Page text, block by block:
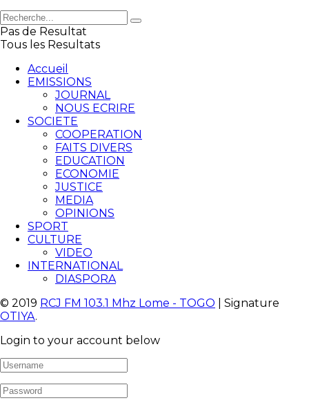
Pas de Resultat
Tous les Resultats
Accueil
EMISSIONS
JOURNAL
NOUS ECRIRE
SOCIETE
COOPERATION
FAITS DIVERS
EDUCATION
ECONOMIE
JUSTICE
MEDIA
OPINIONS
SPORT
CULTURE
VIDEO
INTERNATIONAL
DIASPORA
© 2019 RCJ FM 103.1 Mhz Lome - TOGO | Signature
OTIYA.
Login to your account below